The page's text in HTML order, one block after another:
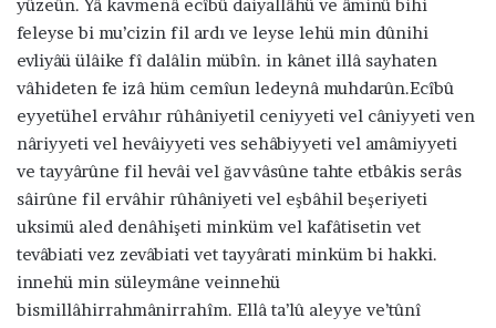
yûzeûn. Yâ kavmenâ ecîbû daiyallâhü ve âminû bihi
feleyse bi mu’cizin fil ardı ve leyse lehü min dûnihi
evliyâü ülâike fî dalâlin mübîn. in kânet illâ sayhaten
vâhideten fe izâ hüm cemîun ledeynâ muhdarûn.Ecîbû
eyyetühel ervâhır rûhâniyetil ceniyyeti vel câniyyeti ven
nâriyyeti vel hevâiyyeti ves sehâbiyyeti vel amâmiyyeti
ve tayyârûne fil hevâi vel ğavvâsûne tahte etbâkis serâs
sâirûne fil ervâhir rûhâniyeti vel eşbâhil beşeriyeti
uksimü aled denâhişeti minküm vel kafâtisetin vet
tevâbiati vez zevâbiati vet tayyârati minküm bi hakki.
innehü min süleymâne veinnehü
bismillâhirrahmânirrahîm. Ellâ ta’lû aleyye ve’tûnî